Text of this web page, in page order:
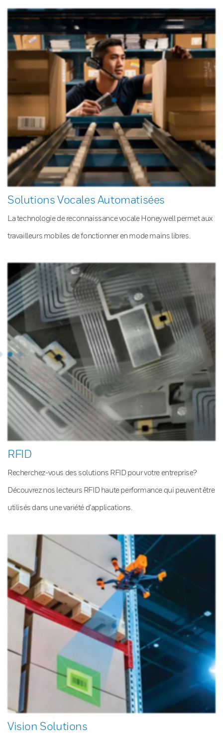
Solutions Vocales Automatisées
La technologie de reconnaissance vocale Honeywell permet aux
travailleurs mobiles de fonctionner en mode mains libres.
RFID
Recherchez-vous des solutions RFID pour votre entreprise?
Découvrez nos lecteurs RFID haute performance qui peuvent être
utilisés dans une variété d’applications.
Vision Solutions